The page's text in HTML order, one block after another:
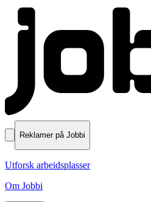
Reklamer på Jobbi
Utforsk arbeidsplasser
Om Jobbi